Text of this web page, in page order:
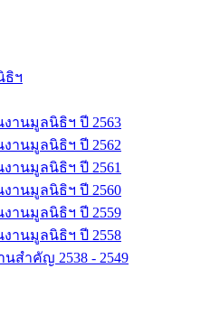
ธิฯ
งานมูลนิธิฯ ปี 2563
านมูลนิธิฯ ปี 2562
านมูลนิธิฯ ปี 2561
งานมูลนิธิฯ ปี 2560
งานมูลนิธิฯ ปี 2559
งานมูลนิธิฯ ปี 2558
สำคัญ 2538 - 2549